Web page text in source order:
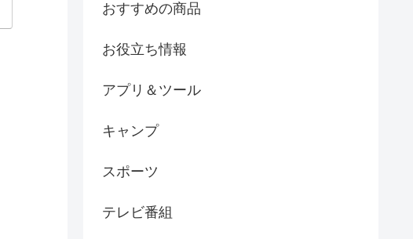
おすすめの商品
お役立ち情報
アプリ＆ツール
キャンプ
スポーツ
テレビ番組